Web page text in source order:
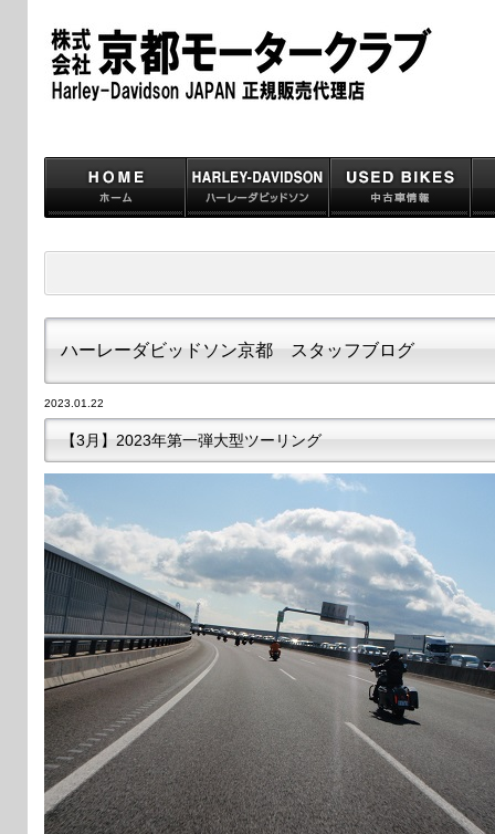
ハーレーダビッドソン京都 スタッフブログ
2023.01.22
【3月】2023年第一弾大型ツーリング